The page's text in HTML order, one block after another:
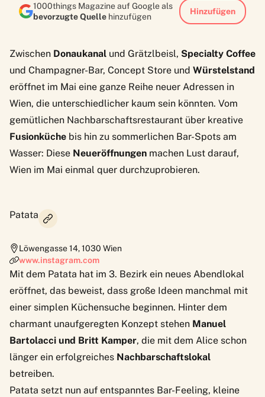
1000things Magazine auf Google als
bevorzugte Quelle hinzufügen
Hinzufügen
Zwischen Donaukanal und Grätzlbeisl, Specialty Coffee
und Champagner-Bar, Concept Store und Würstelstand
eröffnet im Mai eine ganze Reihe neuer Adressen in
Wien, die unterschiedlicher kaum sein könnten. Vom
gemütlichen Nachbarschaftsrestaurant über kreative
Fusionküche bis hin zu sommerlichen Bar-Spots am
Wasser: Diese Neueröffnungen machen Lust darauf,
Wien im Mai einmal quer durchzuprobieren.
Patata
Löwengasse 14,1030 Wien
www.instagram.com
Mit dem Patata hat im 3. Bezirk ein neues Abendlokal
eröffnet, das beweist, dass große Ideen manchmal mit
einer simplen Küchensuche beginnen. Hinter dem
charmant unaufgeregten Konzept stehen Manuel
Bartolacci und Britt Kamper, die mit dem Alice schon
länger ein erfolgreiches Nachbarschaftslokal
betreiben.
Patata setzt nun auf entspanntes Bar-Feeling, kleine